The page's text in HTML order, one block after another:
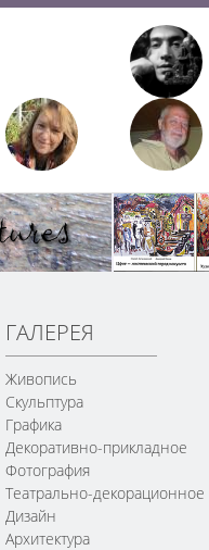
ГАЛЕРЕЯ
Живопись
Скульптура
Графика
Декоративно-прикладное
Фотография
Театрально-декорационное
Дизайн
Архитектура